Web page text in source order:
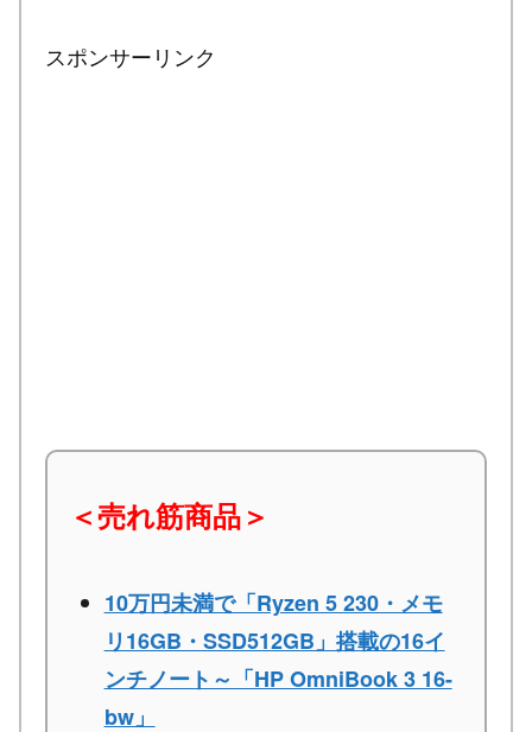
スポンサーリンク
＜売れ筋商品＞
10万円未満で「Ryzen 5 230・メモ
リ16GB・SSD512GB」搭載の16イ
ンチノート～「HP OmniBook 3 16-
bw」